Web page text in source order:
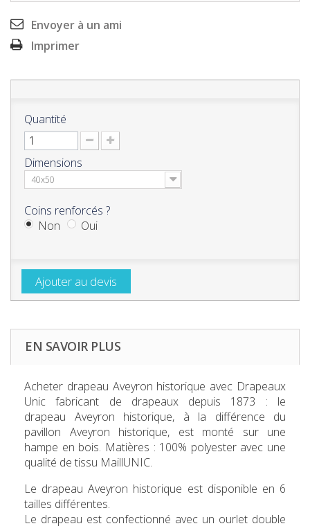
Envoyer à un ami
Imprimer
Quantité
Dimensions
40x50
Coins renforcés ?
Non
Oui
Ajouter au devis
EN SAVOIR PLUS
Acheter drapeau Aveyron historique avec Drapeaux
Unic fabricant de drapeaux depuis 1873 : le
drapeau Aveyron historique, à la différence du
pavillon Aveyron historique, est monté sur une
hampe en bois. Matières : 100% polyester avec une
qualité de tissu MaillUNIC.
Le drapeau Aveyron historique est disponible en 6
tailles différentes.
Le drapeau est confectionné avec un ourlet double